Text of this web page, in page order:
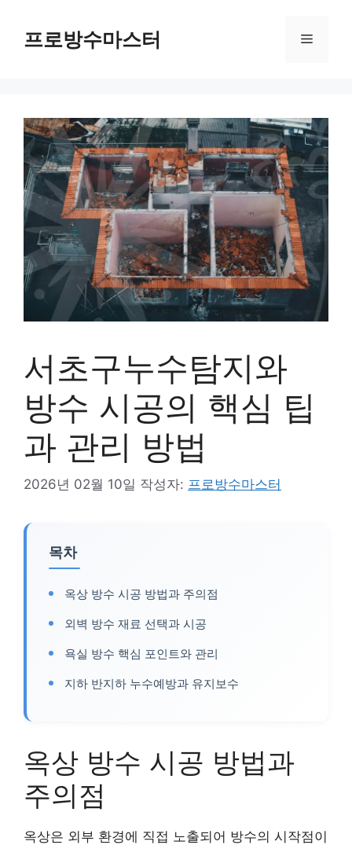
프로방수마스터 메
서초구누수탐지와
방수 시공의 핵심 팁
과 관리 방법
2026년 02월 10일 작성자: 프로방수마스터
목차
옥상 방수 시공 방법과 주의점
외벽 방수 재료 선택과 시공
욕실 방수 핵심 포인트와 관리
지하 반지하 누수예방과 유지보수
옥상 방수 시공 방법과
주의점
옥상은 외부 환경에 직접 노출되어 방수의 시작점이